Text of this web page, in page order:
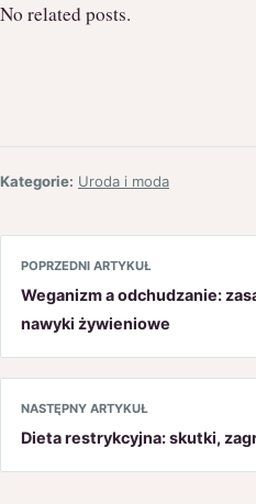
No related posts.
Kategorie: Uroda i moda
POPRZEDNI ARTYKUŁ
Weganizm a odchudzanie:
nawyki żywieniowe
NASTĘPNY ARTYKUŁ
Dieta restrykcyjna: skutki,